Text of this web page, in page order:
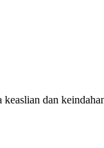
dan